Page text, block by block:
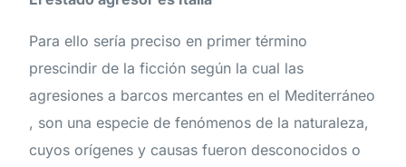
Para ello sería preciso en primer término
prescindir de la ficción según la cual las
agresiones a barcos mercantes en el Mediterráneo
, son una especie de fenómenos de la naturaleza,
cuyos orígenes y causas fueron desconocidos o